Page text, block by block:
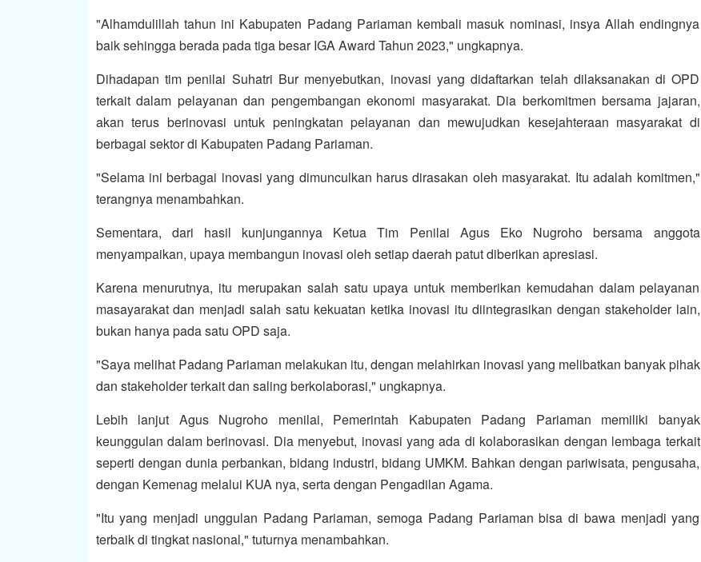
"Alhamdulillah tahun ini Kabupaten Padang Pariaman kembali masuk nominasi, insya Allah endingnya
baik sehingga berada pada tiga besar IGA Award Tahun 2023," ungkapnya.
Dihadapan tim penilai Suhatri Bur menyebutkan, inovasi yang didaftarkan telah dilaksanakan di OPD
terkait dalam pelayanan dan pengembangan ekonomi masyarakat. Dia berkomitmen bersama jajaran,
akan terus berinovasi untuk peningkatan pelayanan dan mewujudkan kesejahteraan masyarakat di
berbagai sektor di Kabupaten Padang Pariaman.
"Selama ini berbagai inovasi yang dimunculkan harus dirasakan oleh masyarakat. Itu adalah komitmen,"
terangnya menambahkan.
Sementara, dari hasil kunjungannya Ketua Tim Penilai Agus Eko Nugroho bersama anggota
menyampaikan, upaya membangun inovasi oleh setiap daerah patut diberikan apresiasi.
Karena menurutnya, itu merupakan salah satu upaya untuk memberikan kemudahan dalam pelayanan
masayarakat dan menjadi salah satu kekuatan ketika inovasi itu diintegrasikan dengan stakeholder lain,
bukan hanya pada satu OPD saja.
"Saya melihat Padang Pariaman melakukan itu, dengan melahirkan inovasi yang melibatkan banyak pihak
dan stakeholder terkait dan saling berkolaborasi," ungkapnya.
Lebih lanjut Agus Nugroho menilai, Pemerintah Kabupaten Padang Pariaman memiliki banyak
keunggulan dalam berinovasi. Dia menyebut, inovasi yang ada di kolaborasikan dengan lembaga terkait
seperti dengan dunia perbankan, bidang industri, bidang UMKM. Bahkan dengan pariwisata, pengusaha,
dengan Kemenag melalui KUA nya, serta dengan Pengadilan Agama.
"Itu yang menjadi unggulan Padang Pariaman, semoga Padang Pariaman bisa di bawa menjadi yang
terbaik di tingkat nasional," tuturnya menambahkan.